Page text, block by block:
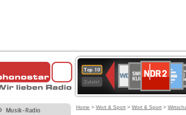
Top 10
Zuletzt
80er
90er
OLDIE
SWR3
WDR
4
BR-
KLASSIK
Deutschlandfunk
Kultur
ANTENNE
BAYERN
2
Kultur
2
Musik-Radio Home > Wort & Sport > Wort & Sport >